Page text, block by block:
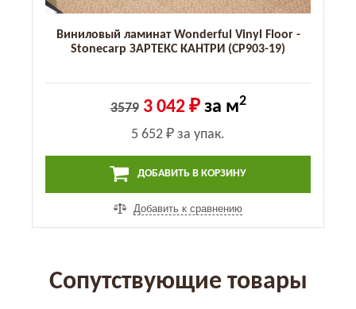
Виниловый ламинат Wonderful Vinyl Floor -
Stonecarp ЗАРТЕКС КАНТРИ (CP903-19)
3579 3 042 ₽за м2
5 652 ₽ за упак.
ДОБАВИТЬ В КОРЗИНУ
Добавить к сравнению
Сопутствующие товары